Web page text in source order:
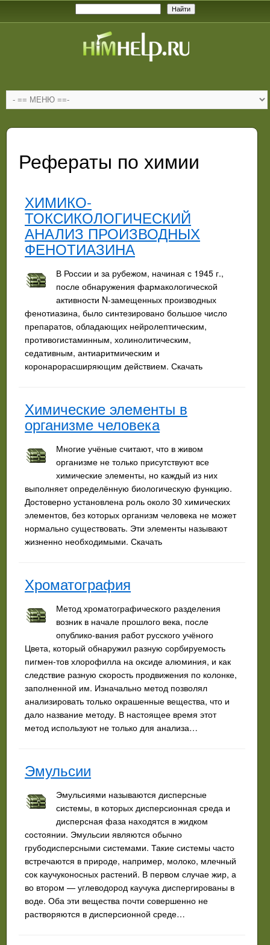
Рефераты по химии
ХИМИКО-
ТОКСИКОЛОГИЧЕСКИЙ
АНАЛИЗ ПРОИЗВОДНЫХ
ФЕНОТИАЗИНА
В России и за рубежом, начиная с 1945 г.,
после обнаружения фармакологической
активности N-замещенных производных
фенотиазина, было синтезировано большое число
препаратов, обладающих нейролептическим,
противогистаминным, холинолитическим,
седативным, антиаритмическим и
коронарорасширяющим действием. Скачать
Химические элементы в
организме человека
Многие учёные считают, что в живом
организме не только присутствуют все
химические элементы, но каждый из них
выполняет определённую биологическую функцию.
Достоверно установлена роль около 30 химических
элементов, без которых организм человека не может
нормально существовать. Эти элементы называют
жизненно необходимыми. Скачать
Хроматография
Метод хроматографического разделения
возник в начале прошлого века, после
опублико-вания работ русского учёного
Цвета, который обнаружил разную сорбируемость
пигмен-тов хлорофилла на оксиде алюминия, и как
следствие разную скорость продвижения по колонке,
заполненной им. Изначально метод позволял
анализировать только окрашенные вещества, что и
дало название методу. В настоящее время этот
метод используют не только для анализа…
Эмульсии
Эмульсиями называются дисперсные
системы, в которых дисперсионная среда и
дисперсная фаза находятся в жидком
состоянии. Эмульсии являются обычно
грубодисперсными системами. Такие системы часто
встречаются в природе, например, молоко, млечный
сок каучуконосных растений. В первом случае жир, а
во втором — углеводород каучука диспергированы в
воде. Оба эти вещества почти совершенно не
растворяются в дисперсионной среде…